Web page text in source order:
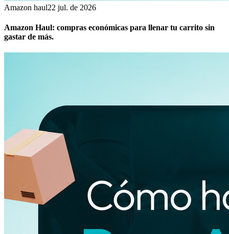
Amazon haul22 jul. de 2026
Amazon Haul: compras económicas para llenar tu carrito sin
gastar de más.